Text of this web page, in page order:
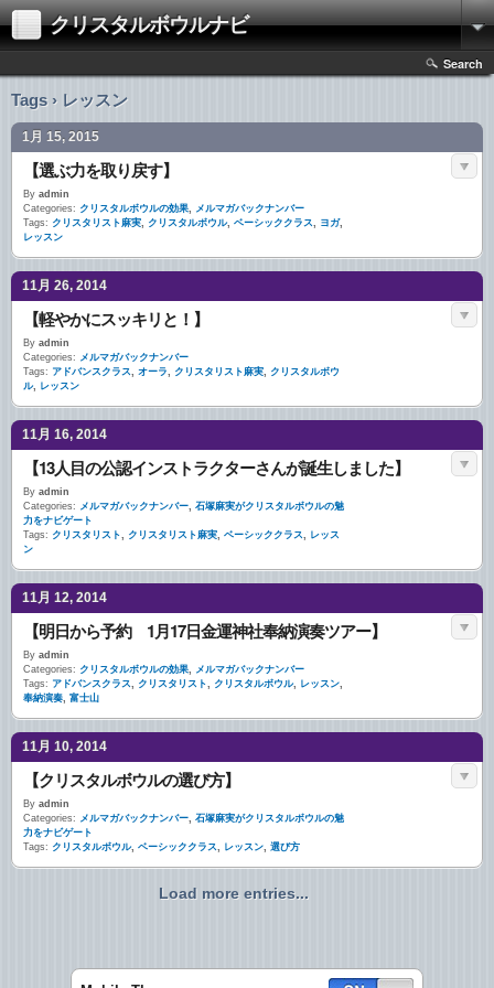
クリスタルボウルナビ
Search
Tags › レッスン
1月 15, 2015
【選ぶ力を取り戻す】
By admin
Categories: クリスタルボウルの効果, メルマガバックナンバー
Tags: クリスタリスト麻実, クリスタルボウル, ベーシッククラス, ヨガ,
レッスン
11月 26, 2014
【軽やかにスッキリと！】
By admin
Categories: メルマガバックナンバー
Tags: アドバンスクラス, オーラ, クリスタリスト麻実, クリスタルボウ
ル, レッスン
11月 16, 2014
【13人目の公認インストラクターさんが誕生しました】
By admin
Categories: メルマガバックナンバー, 石塚麻実がクリスタルボウルの魅
力をナビゲート
Tags: クリスタリスト, クリスタリスト麻実, ベーシッククラス, レッス
ン
11月 12, 2014
【明日から予約 1月17日金運神社奉納演奏ツアー】
By admin
Categories: クリスタルボウルの効果, メルマガバックナンバー
Tags: アドバンスクラス, クリスタリスト, クリスタルボウル, レッスン,
奉納演奏, 富士山
11月 10, 2014
【クリスタルボウルの選び方】
By admin
Categories: メルマガバックナンバー, 石塚麻実がクリスタルボウルの魅
力をナビゲート
Tags: クリスタルボウル, ベーシッククラス, レッスン, 選び方
Load more entries...